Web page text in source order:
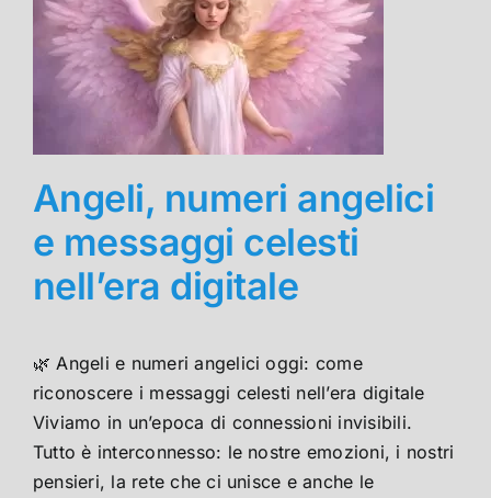
Angeli, numeri angelici
e messaggi celesti
nell’era digitale
🌿 Angeli e numeri angelici oggi: come
riconoscere i messaggi celesti nell’era digitale
Viviamo in un’epoca di connessioni invisibili.
Tutto è interconnesso: le nostre emozioni, i nostri
pensieri, la rete che ci unisce e anche le